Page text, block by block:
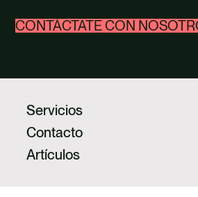
CONTÁCTATE CON
Servicios
Contacto
Artículos